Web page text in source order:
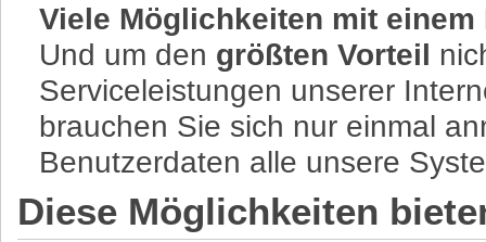
Viele Möglichkeiten mit
Und um den größten Vorteil
Serviceleistungen unserer
brauchen Sie sich nur einmal
Benutzerdaten alle unsere
Diese Möglichkeiten